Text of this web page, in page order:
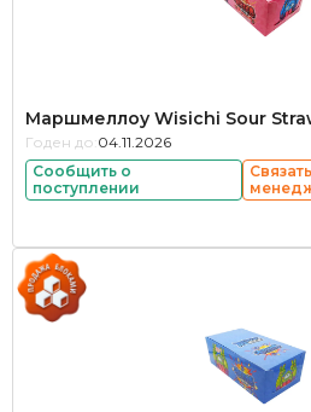
Маршмеллоу Wisichi Sour
Годен до: 04.11.2026
Сообщить о
поступлении